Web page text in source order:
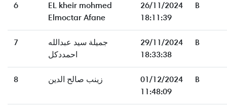
6
EL kheir mohmed
Elmoctar Afane
26/11/2024
18:11:39
B
7
جميلة سيد عبدالله
احمددكل
29/11/2024
18:33:38
B
8 زينب صالح الدين
01/12/2024
11:48:09
B